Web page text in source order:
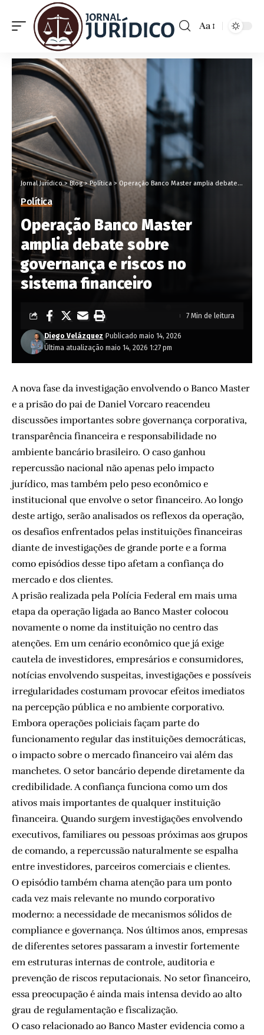
Aa
Jornal Jurídico>Blog>Política>Operação Banco Master amplia debate sobre governança e riscos no sistema financeiro
Política
Operação Banco Master
amplia debate sobre
governança e riscos no
sistema financeiro
Última atualização maio 14, 2026 1:27 pm
Diego Velázquez Publicado maio 14, 2026
7 Min de leitura
A nova fase da investigação envolvendo o Banco Master
e a prisão do pai de Daniel Vorcaro reacendeu
discussões importantes sobre governança corporativa,
transparência financeira e responsabilidade no
ambiente bancário brasileiro. O caso ganhou
repercussão nacional não apenas pelo impacto
jurídico, mas também pelo peso econômico e
institucional que envolve o setor financeiro. Ao longo
deste artigo, serão analisados os reflexos da operação,
os desafios enfrentados pelas instituições financeiras
diante de investigações de grande porte e a forma
como episódios desse tipo afetam a confiança do
mercado e dos clientes.
A prisão realizada pela Polícia Federal em mais uma
etapa da operação ligada ao Banco Master colocou
novamente o nome da instituição no centro das
atenções. Em um cenário econômico que já exige
cautela de investidores, empresários e consumidores,
notícias envolvendo suspeitas, investigações e possíveis
irregularidades costumam provocar efeitos imediatos
na percepção pública e no ambiente corporativo.
Embora operações policiais façam parte do
funcionamento regular das instituições democráticas,
o impacto sobre o mercado financeiro vai além das
manchetes. O setor bancário depende diretamente da
credibilidade. A confiança funciona como um dos
ativos mais importantes de qualquer instituição
financeira. Quando surgem investigações envolvendo
executivos, familiares ou pessoas próximas aos grupos
de comando, a repercussão naturalmente se espalha
entre investidores, parceiros comerciais e clientes.
O episódio também chama atenção para um ponto
cada vez mais relevante no mundo corporativo
moderno: a necessidade de mecanismos sólidos de
compliance e governança. Nos últimos anos, empresas
de diferentes setores passaram a investir fortemente
em estruturas internas de controle, auditoria e
prevenção de riscos reputacionais. No setor financeiro,
essa preocupação é ainda mais intensa devido ao alto
grau de regulamentação e fiscalização.
O caso relacionado ao Banco Master evidencia como a